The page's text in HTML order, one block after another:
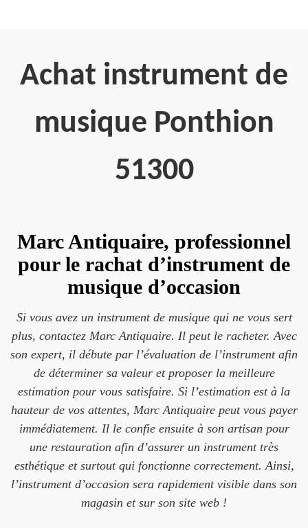
Achat instrument de
musique Ponthion
51300
Marc Antiquaire, professionnel
pour le rachat d’instrument de
musique d’occasion
Si vous avez un instrument de musique qui ne vous sert
plus, contactez Marc Antiquaire. Il peut le racheter. Avec
son expert, il débute par l’évaluation de l’instrument afin
de déterminer sa valeur et proposer la meilleure
estimation pour vous satisfaire. Si l’estimation est à la
hauteur de vos attentes, Marc Antiquaire peut vous payer
immédiatement. Il le confie ensuite à son artisan pour
une restauration afin d’assurer un instrument très
esthétique et surtout qui fonctionne correctement. Ainsi,
l’instrument d’occasion sera rapidement visible dans son
magasin et sur son site web !